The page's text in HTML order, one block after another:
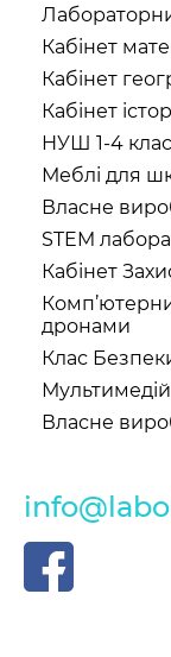
Кабінет
Кабінет
Кабінет
НУШ 1-4
Меблі для
Власне
STEM
Кабінет
дронами
Клас
Власне